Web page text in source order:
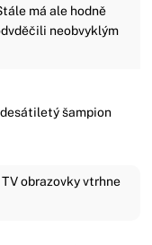
má ale hodně
neobvyklým
šampion
obrazovky vtrhne